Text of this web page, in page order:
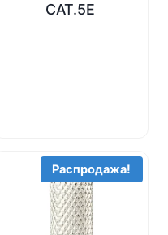
CAT.5E
Распродажа!